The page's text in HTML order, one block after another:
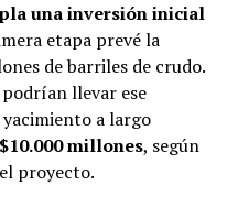
una inversión inicial
etapa prevé la
de barriles de crudo.
llevar ese
a largo
millones, según
proyecto.